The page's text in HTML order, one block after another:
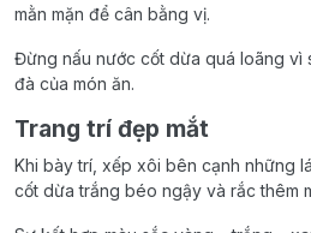
mằn mặn để cân bằng vị.
Đừng nấu nước cốt dừa quá loãng vì
đà của món ăn.
Trang trí đẹp mắt
Khi bày trí, xếp xôi bên cạnh những
cốt dừa trắng béo ngậy và rắc thêm